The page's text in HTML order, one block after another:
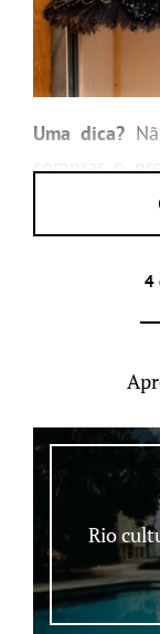
Uma dica?
comprar o
4
Rio